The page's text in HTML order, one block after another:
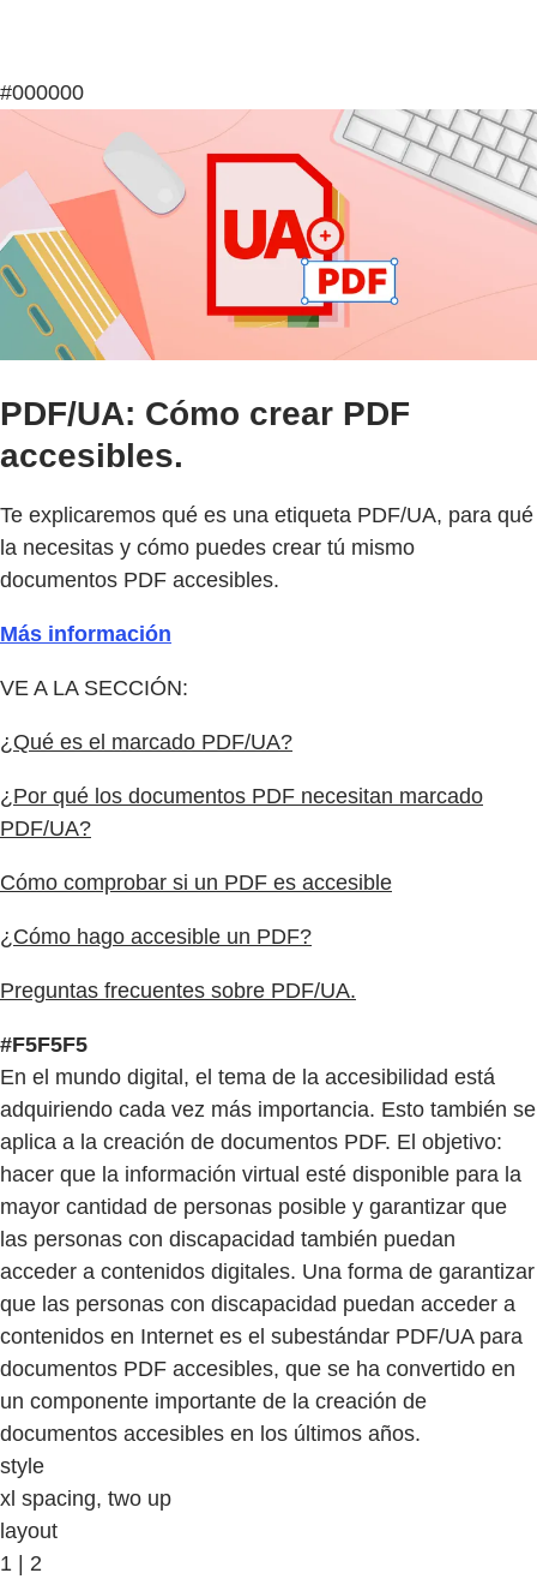
#000000
PDF/UA: Cómo crear PDF
accesibles.
Te explicaremos qué es una etiqueta PDF/UA, para qué
la necesitas y cómo puedes crear tú mismo
documentos PDF accesibles.
Más información
VE A LA SECCIÓN:
¿Qué es el marcado PDF/UA?
¿Por qué los documentos PDF necesitan marcado
PDF/UA?
Cómo comprobar si un PDF es accesible
¿Cómo hago accesible un PDF?
Preguntas frecuentes sobre PDF/UA.
#F5F5F5
En el mundo digital, el tema de la accesibilidad está
adquiriendo cada vez más importancia. Esto también se
aplica a la creación de documentos PDF. El objetivo:
hacer que la información virtual esté disponible para la
mayor cantidad de personas posible y garantizar que
las personas con discapacidad también puedan
acceder a contenidos digitales. Una forma de garantizar
que las personas con discapacidad puedan acceder a
contenidos en Internet es el subestándar PDF/UA para
documentos PDF accesibles, que se ha convertido en
un componente importante de la creación de
documentos accesibles en los últimos años.
style
xl spacing, two up
layout
1 | 2